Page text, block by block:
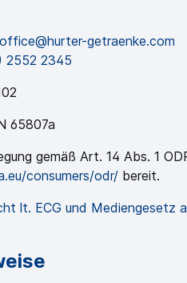
office@hurter-getraenke.com
2552 2345
65807a
gemäß Art. 14 Abs. 1
consumers/odr/ bereit.
lt. ECG und Mediengesetz